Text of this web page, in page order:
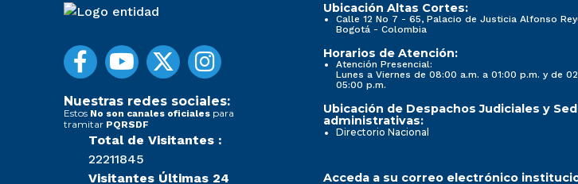
Nuestras redes sociales:
Estos No son canales oficiales para
tramitar PQRSDF
Total de Visitantes :
22211845
Visitantes Últimas 24
Ubicación Altas Cortes:
Calle 12 No 7 - 65, Palacio de Justicia Alfonso
Bogotá - Colombia
Horarios de Atención:
Atención Presencial:
Lunes a Viernes de 08:00 a.m. a 01:00 p.m. y de
05:00 p.m.
Ubicación de Despachos Judiciales y
administrativas:
Directorio Nacional
Acceda a su correo electrónico